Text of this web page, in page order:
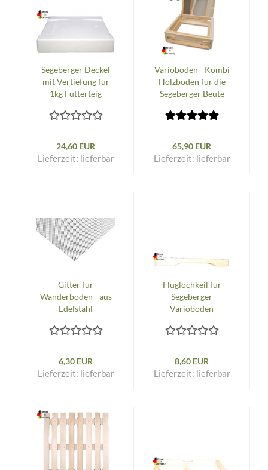
Segeberger Deckel
mit Vertiefung für
1kg Futterteig
24,60 EUR
Lieferzeit: lieferbar
Varioboden - Kombi
Holzboden für die
Segeberger Beute
65,90 EUR
Lieferzeit: lieferbar
Gitter für
Wanderboden - aus
Edelstahl
6,30 EUR
Lieferzeit: lieferbar
Fluglochkeil für
Segeberger
Varioboden
8,60 EUR
Lieferzeit: lieferbar